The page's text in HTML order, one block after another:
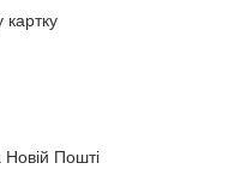
Пошті